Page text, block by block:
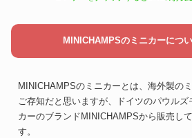
MINICHAMPSのミニカーにつ
MINICHAMPSのミニカーとは、海外製の
ご存知だと思いますが、ドイツのパウル
カーのブランドMINICHAMPSから販売し
す。